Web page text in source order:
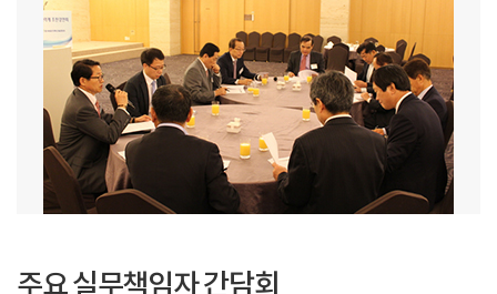
주요 실무책임자 간담회